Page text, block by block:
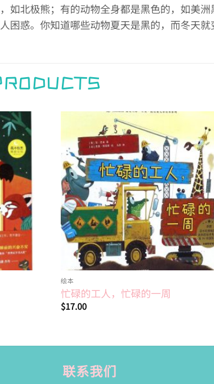
如北极熊；有的动物全身都是黑色的，如美
困惑。你知道哪些动物夏天是黑的，而冬天就
Add to
wishlist
Add to
wishlist
绘本
忙碌的工人，忙碌的一周
$17.00
联系我们